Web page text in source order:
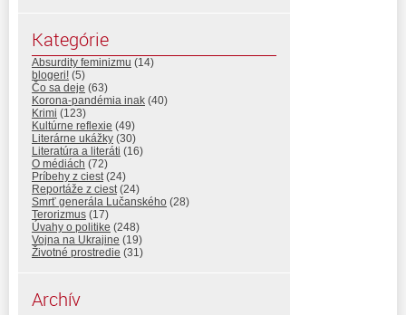
Kategórie
Absurdity feminizmu (14)
blogeri! (5)
Čo sa deje (63)
Korona-pandémia inak (40)
Krimi (123)
Kultúrne reflexie (49)
Literárne ukážky (30)
Literatúra a literáti (16)
O médiách (72)
Príbehy z ciest(24)
Reportáže z ciest(24)
Smrť generála Lučanského (28)
Terorizmus (17)
Úvahy o politike (248)
Vojna na Ukrajine (19)
Životné prostredie (31)
Archív